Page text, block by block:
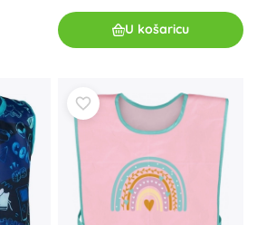
U košaricu